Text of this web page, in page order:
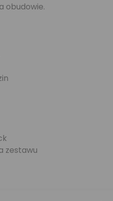
obudowie.
zestawu